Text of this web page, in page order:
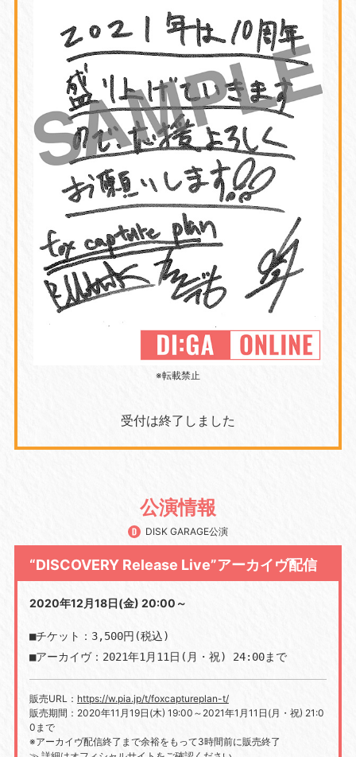
※転載禁止
受付は終了しました
公演情報
DISK GARAGE公演
“DISCOVERY Release Live”アーカイヴ配信
2020年12月18日(金) 20:00～
■チケット：3,500円(税込)
■アーカイヴ：2021年1月11日(月・祝) 24:00まで
販売URL： https://w.pia.jp/t/foxcaptureplan-t/
販売期間：2020年11月19日(木) 19:00～2021年1月11日(月・祝) 21:0
0まで
※アーカイヴ配信終了まで余裕をもって3時間前に販売終了